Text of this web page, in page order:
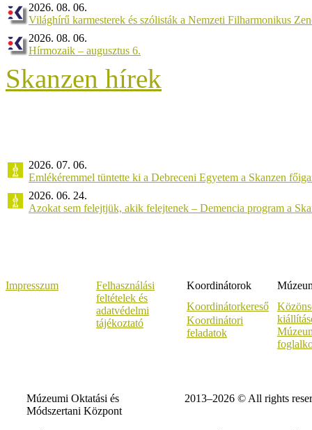
2026. 08. 06.
Világhírű karmesterek és szólisták a Nemzeti Filharmonikus
2026. 08. 06.
Hírmozaik – augusztus 6.
Skanzen hírek
2026. 07. 06.
Emlékéremmel tüntette ki a Debreceni Egyetem a Skanzen
2026. 06. 24.
Azokat sem felejtjük, akik felejtenek – Demencia program a
Impresszum
Felhasználási
feltételek és
adatvédelmi
tájékoztató
Koordinátorok
Koordinátorkereső
Koordinátori
feladatok
Múzeumi Oktatási és
Módszertani Központ
2013–2026 © All rights